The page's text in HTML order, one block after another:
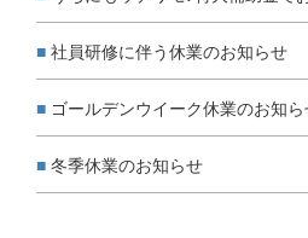
社員研修に伴う休業のお知らせ
ゴールデンウイーク休業のお知ら
冬季休業のお知らせ